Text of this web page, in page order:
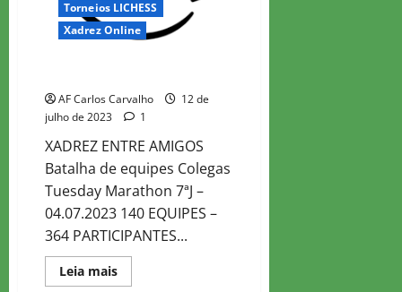
Torneios LICHESS
Xadrez Online
AF Carlos Carvalho
12 de
julho de 2023
1
XADREZ ENTRE AMIGOS
Batalha de equipes Colegas
Tuesday Marathon 7ªJ –
04.07.2023 140 EQUIPES –
364 PARTICIPANTES...
Leia maisRead
more